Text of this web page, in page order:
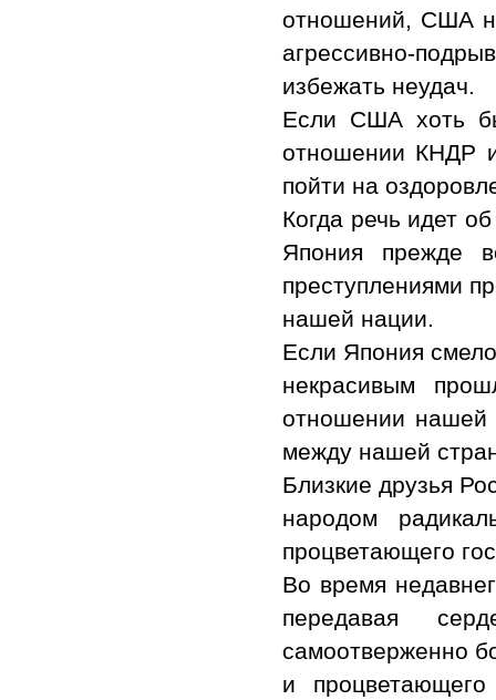
отношений, США
агрессивно-
избежать неудач.
Если США хоть
отношении КНДР
пойти на
Когда речь идет
Япония прежде
преступлениями
нашей нации.
Если Япония
некрасивым
отношении нашей
между нашей
Близкие друзья
народом
процветающего
Во время
передавая
самоотверженно
и